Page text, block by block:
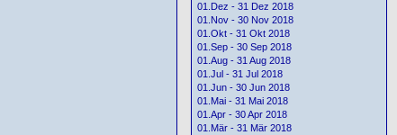
01.Dez - 31 Dez 2018
01.Nov - 30 Nov 2018
01.Okt - 31 Okt 2018
01.Sep - 30 Sep 2018
01.Aug - 31 Aug 2018
01.Jul - 31 Jul 2018
01.Jun - 30 Jun 2018
01.Mai - 31 Mai 2018
01.Apr - 30 Apr 2018
01.Mär - 31 Mär 2018